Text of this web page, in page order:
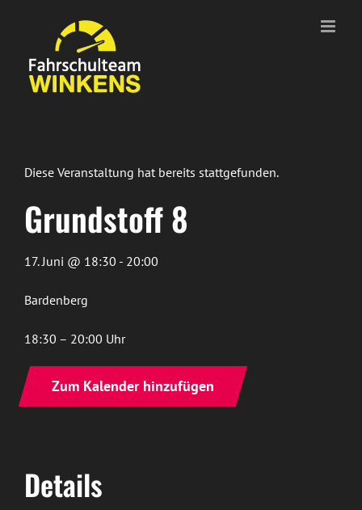
springen
Diese Veranstaltung hat bereits stattgefunden.
Grundstoff 8
17. Juni @ 18:30 - 20:00
Bardenberg
18:30 – 20:00 Uhr
Zum Kalender hinzufügen
Details